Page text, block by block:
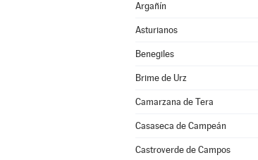
Argañín
Asturianos
Benegiles
Brime de Urz
Camarzana de Tera
Casaseca de Campeán
Castroverde de Campos